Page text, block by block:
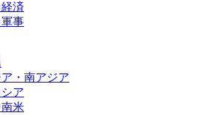
済
事
・南アジア
ア
米